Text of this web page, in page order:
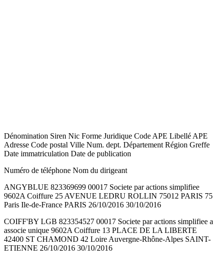
Dénomination Siren Nic Forme Juridique Code APE Libellé APE
Adresse Code postal Ville Num. dept. Département Région Greffe
Date immatriculation Date de publication
Numéro de téléphone Nom du dirigeant
ANGYBLUE 823369699 00017 Societe par actions simplifiee
9602A Coiffure 25 AVENUE LEDRU ROLLIN 75012 PARIS 75
Paris Ile-de-France PARIS 26/10/2016 30/10/2016
COIFF'BY LGB 823354527 00017 Societe par actions simplifiee a
associe unique 9602A Coiffure 13 PLACE DE LA LIBERTE
42400 ST CHAMOND 42 Loire Auvergne-Rhône-Alpes SAINT-
ETIENNE 26/10/2016 30/10/2016